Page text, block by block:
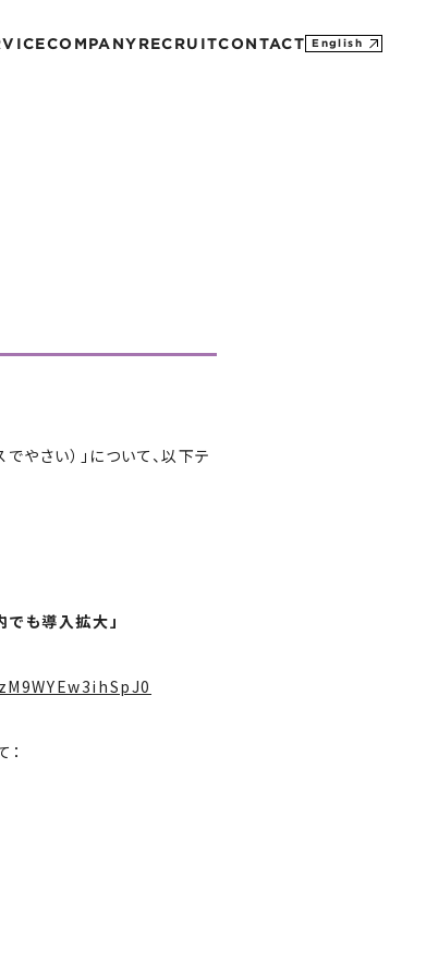
COMPANY RECRUITCONTACT English
さい）」について、以下テ
も導入拡大」